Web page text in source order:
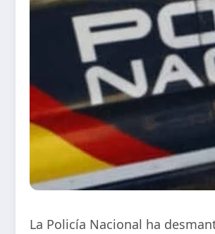
La Policía Nacional ha